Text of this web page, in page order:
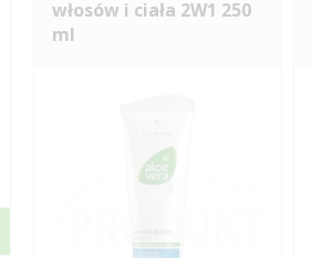
włosów i ciała 2W1 250
ml